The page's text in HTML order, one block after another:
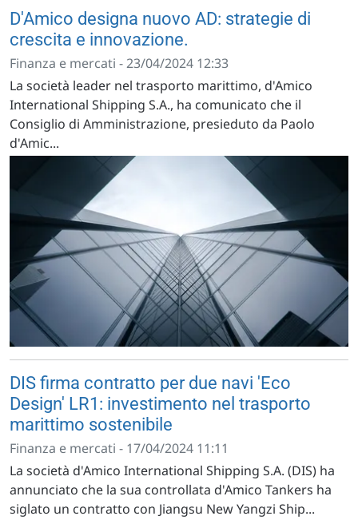
D'Amico designa nuovo AD: strategie di
crescita e innovazione.
Finanza e mercati - 23/04/2024 12:33
La società leader nel trasporto marittimo, d'Amico
International Shipping S.A., ha comunicato che il
Consiglio di Amministrazione, presieduto da Paolo
d'Amic...
DIS firma contratto per due navi 'Eco
Design' LR1: investimento nel trasporto
marittimo sostenibile
Finanza e mercati - 17/04/2024 11:11
La società d'Amico International Shipping S.A. (DIS) ha
annunciato che la sua controllata d'Amico Tankers ha
siglato un contratto con Jiangsu New Yangzi Ship...